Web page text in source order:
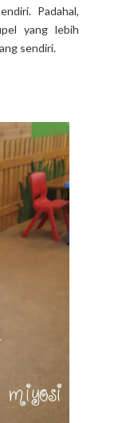
Padahal,
yang lebih
sendiri.